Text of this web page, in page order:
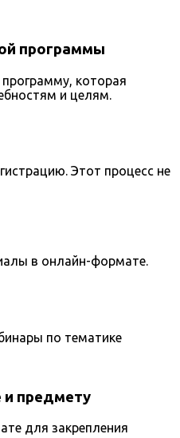
программы
которая
и целям.
Этот процесс не
в онлайн-формате.
по тематике
предмету
для закрепления